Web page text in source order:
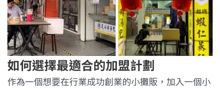
如何選擇最適合的加盟計劃
作為一個想要在行業成功創業的小攤販，加入一個小